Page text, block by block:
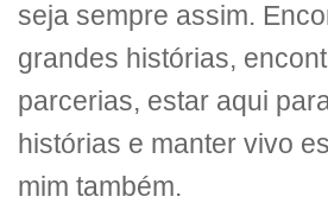
seja sempre assim.
grandes histórias,
parcerias, estar aqui
histórias e manter vivo
mim também.